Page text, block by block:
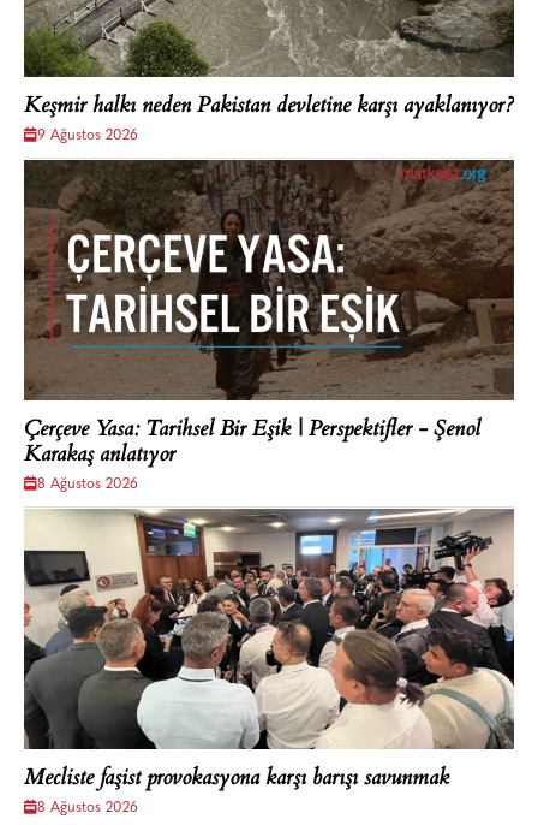
Keşmir halkı neden Pakistan devletine karşı ayaklanıyor?
9 Ağustos 2026
Çerçeve Yasa: Tarihsel Bir Eşik | Perspektifler - Şenol
Karakaş anlatıyor
8 Ağustos 2026
Mecliste faşist provokasyona karşı barışı savunmak
8 Ağustos 2026